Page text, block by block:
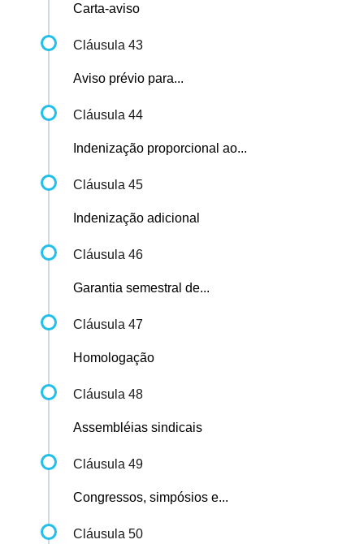
Carta-aviso
Cláusula 43
Aviso prévio para...
Cláusula 44
Indenização proporcional ao...
Cláusula 45
Indenização adicional
Cláusula 46
Garantia semestral de...
Cláusula 47
Homologação
Cláusula 48
Assembléias sindicais
Cláusula 49
Congressos, simpósios e...
Cláusula 50